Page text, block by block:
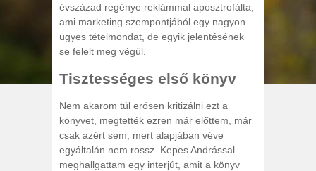
évszázad regénye reklámmal aposztrofálta,
ami marketing szempontjából egy nagyon
ügyes tételmondat, de egyik jelentésének
se felelt meg végül.
Tisztességes első könyv
Nem akarom túl erősen kritizálni ezt a
könyvet, megtették ezren már előttem, már
csak azért sem, mert alapjában véve
egyáltalán nem rossz. Kepes Andrással
meghallgattam egy interjút, amit a könyv